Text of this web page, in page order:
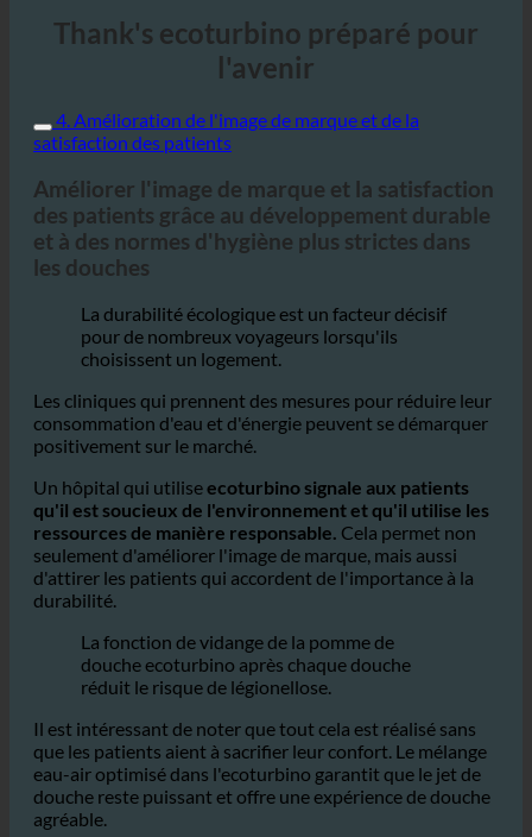
Thank's ecoturbino préparé pour
l'avenir
satisfaction des patients
Améliorer l'image de marque et la satisfaction
des patients grâce au développement durable
les douches
La durabilité écologique est un facteur décisif
choisissent un logement.
Les cliniques qui prennent des mesures pour réduire leur
positivement sur le marché.
Un hôpital qui utiliseecoturbino signale aux patients
qu'il est soucieux de l'environnement et qu'il utilise les
ressources de manière responsable. Cela permet non
seulement d'améliorer l'image de marque, mais aussi
durabilité.
La fonction de vidange de la pomme de
réduit le risque de légionellose.
Il est intéressant de noter que tout cela est réalisé sans
que les patients aient à sacrifier leur confort. Le mélange
eau-air optimisé dans l'ecoturbino garantit que le jet de